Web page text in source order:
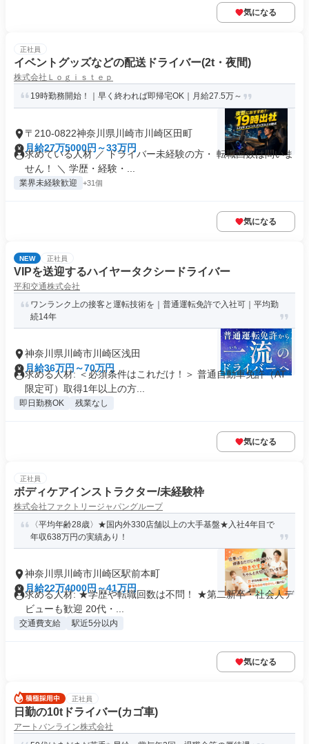
気になる
正社員
イベントグッズなどの配送ドライバー(2t・夜間)
株式会社Ｌｏｇｉｓｔｅｐ
19時勤務開始！｜早く終われば即帰宅OK｜月給27.5万～
〒210-0822神奈川県川崎市川崎区田町
月給27万5000円～33万円
求めている人材 ／ ドライバー未経験の方・ 転職回数は問いま
せん！ ＼ 学歴・経験・...
業界未経験歓迎 +31個
気になる
NEW 正社員
VIPを送迎するハイヤータクシードライバー
平和交通株式会社
ワンランク上の接客と運転技術を｜普通運転免許で入社可｜平均勤
続14年
神奈川県川崎市川崎区浅田
月給36万円～70万円
求める人材: ＜必須条件はこれだけ！＞ 普通自動車免許（AT
限定可）取得1年以上の方...
即日勤務OK 残業なし
気になる
正社員
ボディケアインストラクター/未経験枠
株式会社ファクトリージャパングループ
〈平均年齢28歳〉★国内外330店舗以上の大手基盤★入社4年目で
年収638万円の実績あり！
神奈川県川崎市川崎区駅前本町
月給22万4000円～41万円
求める人材: ★学歴や転職回数は不問！ ★第二新卒・社会人デ
ビューも歓迎 20代・...
交通費支給 駅近5分以内
気になる
正社員
日勤の10tドライバー(カゴ車)
アートバンライン株式会社